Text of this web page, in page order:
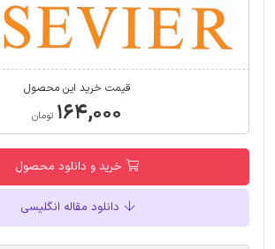
قیمت خرید این محصول
۱۶۴,۰۰۰ تومان
خرید و دانلود محصول
دانلود مقاله انگلیسی